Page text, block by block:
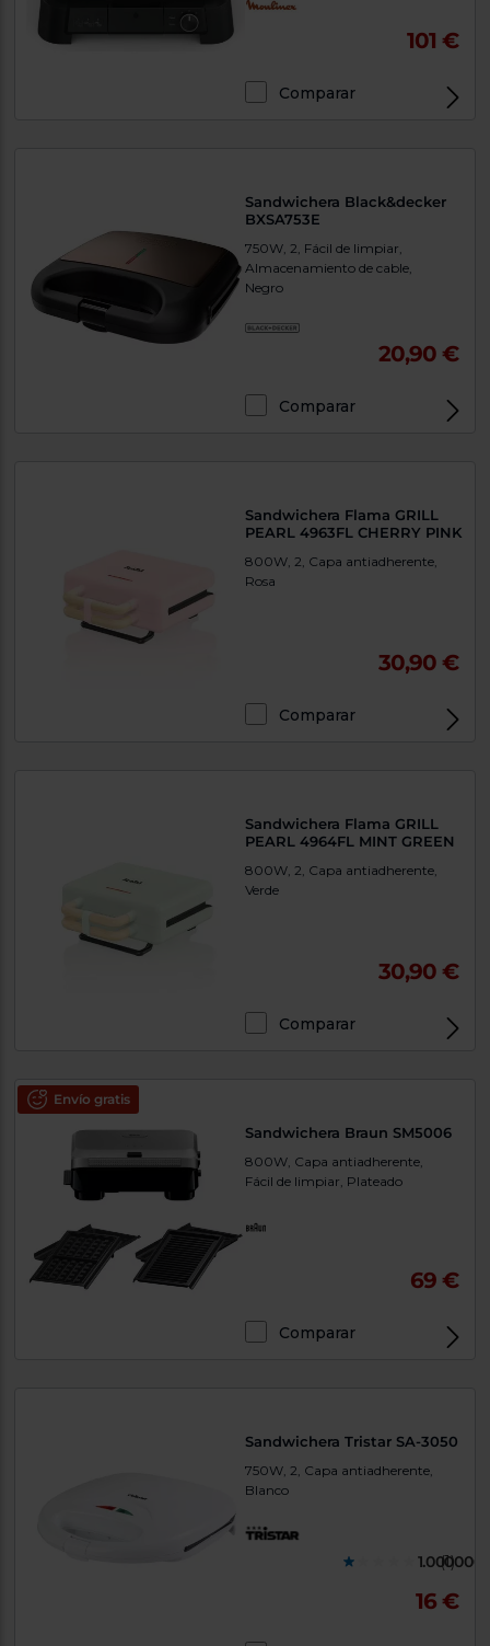
101 €
Comparar
Sandwichera Black&decker
BXSA753E
750W, 2, Fácil de limpiar,
Almacenamiento de cable,
Negro
20,90 €
Comparar
Sandwichera Flama GRILL
PEARL 4963FL CHERRY PINK
800W, 2, Capa antiadherente,
Rosa
30,90 €
Comparar
Sandwichera Flama GRILL
PEARL 4964FL MINT GREEN
800W, 2, Capa antiadherente,
Verde
30,90 €
Comparar
Envío gratis
Sandwichera Braun SM5006
800W, Capa antiadherente,
Fácil de limpiar, Plateado
69 €
Comparar
Sandwichera Tristar SA-3050
750W, 2, Capa antiadherente,
Blanco
(1)
16 €